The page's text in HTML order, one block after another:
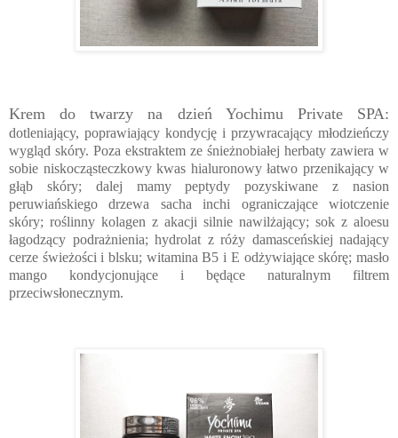
Krem do twarzy na dzień Yochimu Private SPA:
dotleniający, poprawiający kondycję i przywracający młodzieńczy
wygląd skóry. Poza ekstraktem ze śnieżnobiałej herbaty zawiera w
sobie niskocząsteczkowy kwas hialuronowy łatwo przenikający w
głąb skóry; dalej mamy peptydy pozyskiwane z nasion
peruwiańskiego drzewa sacha inchi ograniczające wiotczenie
skóry; roślinny kolagen z akacji silnie nawilżający; sok z aloesu
łagodzący podrażnienia; hydrolat z róży damasceńskiej nadający
cerze świeżości i blsku; witamina B5 i E odżywiające skórę; masło
mango kondycjonujące i będące naturalnym filtrem
przeciwsłonecznym.